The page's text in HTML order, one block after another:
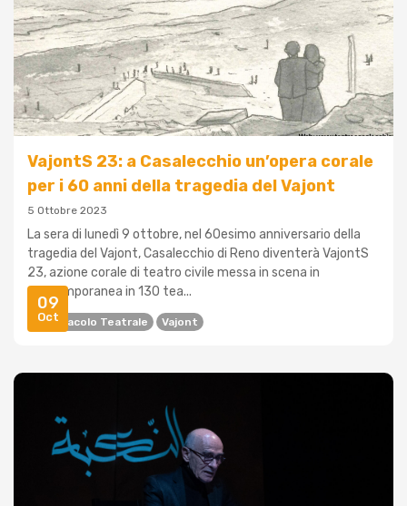
09
Oct
VajontS 23: a Casalecchio un’opera corale
per i 60 anni della tragedia del Vajont
5 Ottobre 2023
La sera di lunedì 9 ottobre, nel 60esimo anniversario della
tragedia del Vajont, Casalecchio di Reno diventerà VajontS
23, azione corale di teatro civile messa in scena in
contemporanea in 130 tea...
Spettacolo Teatrale Vajont